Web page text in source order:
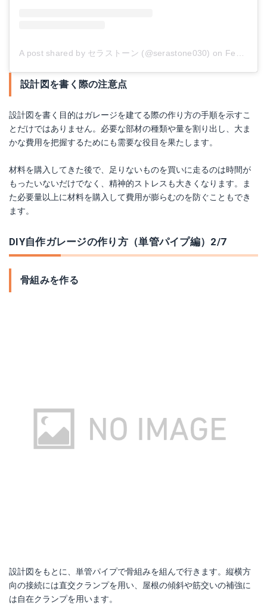
A post shared by セラストーン (@serastone030) on Feb 21, 2018 at 6:46pm PST
設計図を書く際の注意点
設計図を書く目的はガレージを建てる際の作り方の手順を示すこ
とだけではありません。必要な部材の種類や量を割り出し、大ま
かな費用を把握するためにも需要な役目を果たします。
材料を購入してきた後で、足りないものを買いに走るのは時間が
もったいないだけでなく、精神的ストレスも大きくなります。ま
た必要量以上に材料を購入して費用が膨らむのを防ぐこともでき
ます。
DIY自作ガレージの作り方（単管パイプ編）2/7
骨組みを作る
設計図をもとに、単管パイプで骨組みを組んで行きます。縦横方
向の接続には直交クランプを用い、屋根の傾斜や筋交いの補強に
は自在クランプを用います。